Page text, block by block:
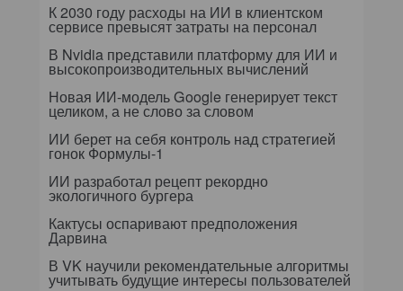
К 2030 году расходы на ИИ в клиентском
сервисе превысят затраты на персонал
В Nvidia представили платформу для ИИ и
высокопроизводительных вычислений
Новая ИИ-модель Google генерирует текст
целиком, а не слово за словом
ИИ берет на себя контроль над стратегией
гонок Формулы-1
ИИ разработал рецепт рекордно
экологичного бургера
Кактусы оспаривают предположения
Дарвина
В VK научили рекомендательные алгоритмы
учитывать будущие интересы пользователей